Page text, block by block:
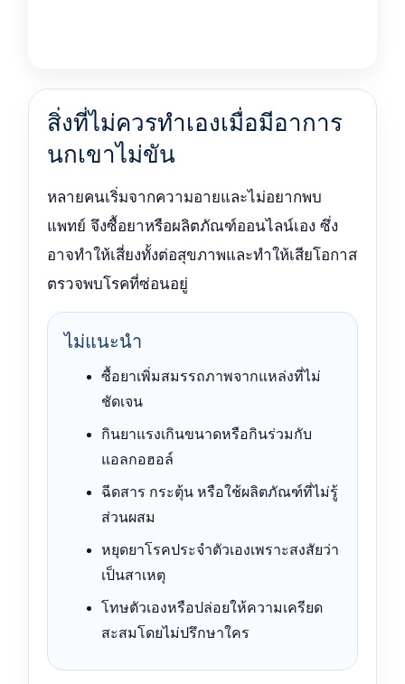
สิ่งที่ไม่ควรทำเองเมื่อมีอาการ
นกเขาไม่ขัน
หลายคนเริ่มจากความอายและไม่อยากพบ
แพทย์ จึงซื้อยาหรือผลิตภัณฑ์ออนไลน์เอง ซึ่ง
อาจทำให้เสี่ยงทั้งต่อสุขภาพและทำให้เสียโอกาส
ตรวจพบโรคที่ซ่อนอยู่
ไม่แนะนำ
ซื้อยาเพิ่มสมรรถภาพจากแหล่งที่ไม่
ชัดเจน
กินยาแรงเกินขนาดหรือกินร่วมกับ
แอลกอฮอล์
ฉีดสาร กระตุ้น หรือใช้ผลิตภัณฑ์ที่ไม่รู้
ส่วนผสม
หยุดยาโรคประจำตัวเองเพราะสงสัยว่า
เป็นสาเหตุ
โทษตัวเองหรือปล่อยให้ความเครียด
สะสมโดยไม่ปรึกษาใคร